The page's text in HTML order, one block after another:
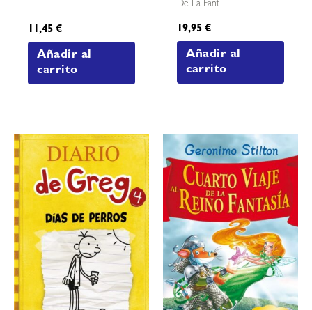
11,45€
Añadir al
carrito
De La Fant
19,95€
Añadir al
carrito